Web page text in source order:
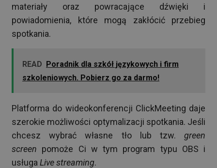
materiały oraz powracające dźwięki i
powiadomienia, które mogą zakłócić przebieg
spotkania.
READ Poradnik dla szkół językowych i firm
szkoleniowych. Pobierz go za darmo!
Platforma do wideokonferencji ClickMeeting daje
szerokie możliwości optymalizacji spotkania. Jeśli
chcesz wybrać własne tło lub tzw. green
screen pomoże Ci w tym program typu OBS i
usługa Live streaming.